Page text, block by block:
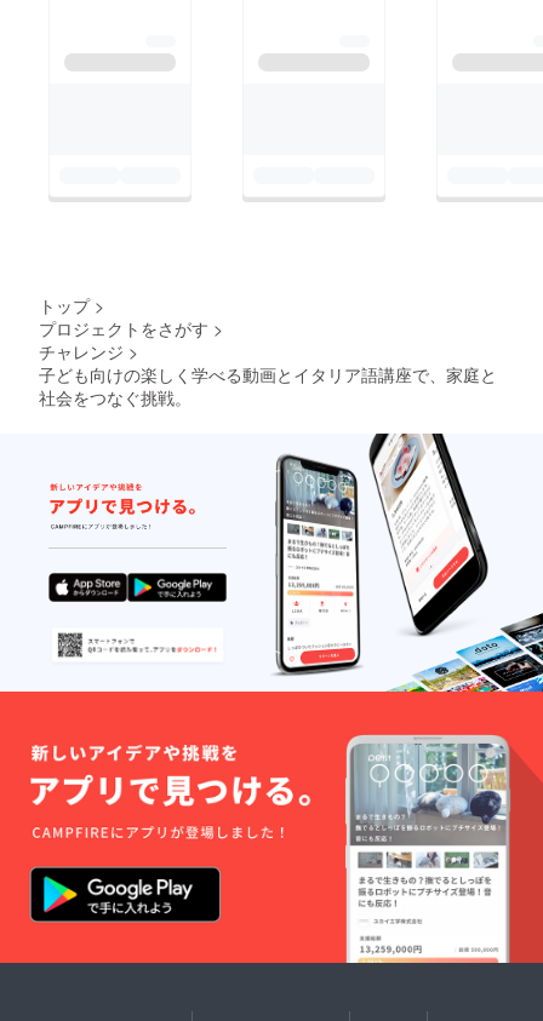
ト・マナーなど
家庭に届けるこ
ジョンに挑戦し
ます。
■ 実現した際に
・未就学〜小学
校低学年の子ど
もが、楽しく安
全に「知的好奇
心と言語力」を
伸ばせる無料コ
ンテンツの提供
・忙しい保護者
せられる、短く
質が高い学習エ
ンタメの選択肢
・日本とイタリ
アの文化をつな
ぎ、家庭での会
話や学びのきっ
トップ >
プロジェクトをさがす >
チャレンジ >
子ども向けの楽しく学べる動画とイタリア語講座で、家庭と
社会をつなぐ挑戦。